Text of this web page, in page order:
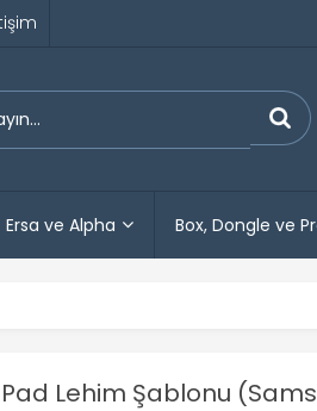
Ersa ve Alpha Box, Dongle ve
Lehim Şablonu